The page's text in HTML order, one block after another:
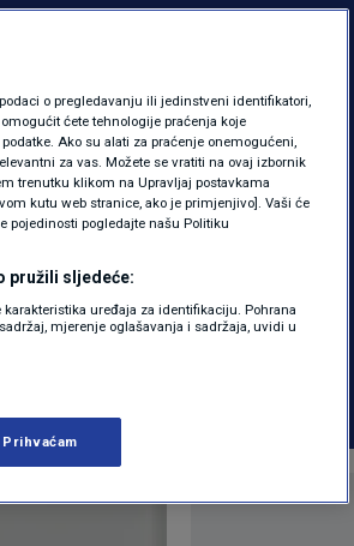
o pregledavanju ili jedinstveni identifikatori,
ćete tehnologije praćenja koje
Ako su alati za praćenje onemogućeni,
za vas. Možete se vratiti na ovaj izbornik
trenutku klikom na Upravljaj postavkama
kutu web stranice, ako je primjenjivo]. Vaši će
pojedinosti pogledajte našu Politiku
pružili sljedeće:
uređaja za identifikaciju. Pohrana
mjerenje oglašavanja i sadržaja, uvidi u
Prihvaćam